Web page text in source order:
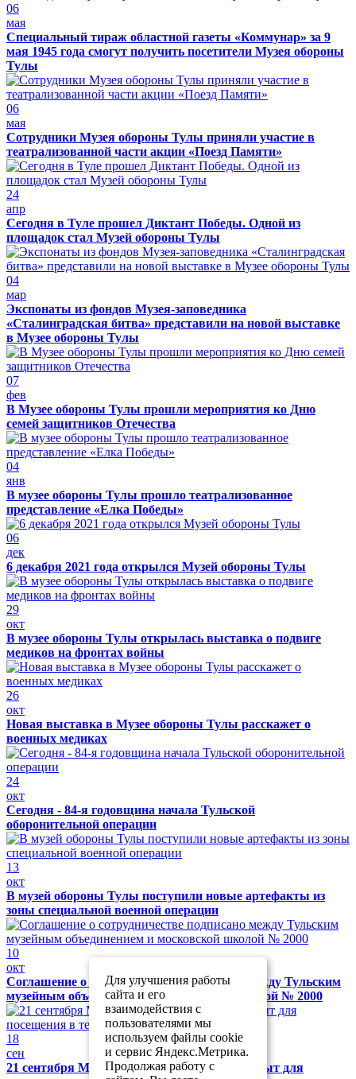
06
мая
Специальный тираж областной газеты «Коммунар» за 9
мая 1945 года смогут получить посетители Музея обороны
Тулы
06
мая
Сотрудники Музея обороны Тулы приняли участие в
театрализованной части акции «Поезд Памяти»
24
апр
Сегодня в Туле прошел Диктант Победы. Одной из
площадок стал Музей обороны Тулы
04
мар
Экспонаты из фондов Музея-заповедника
«Сталинградская битва» представили на новой выставке
в Музее обороны Тулы
07
фев
В Музее обороны Тулы прошли мероприятия ко Дню
семей защитников Отечества
04
янв
В музее обороны Тулы прошло театрализованное
представление «Елка Победы»
06
дек
6 декабря 2021 года открылся Музей обороны Тулы
29
окт
В музее обороны Тулы открылась выставка о подвиге
медиков на фронтах войны
26
окт
Новая выставка в Музее обороны Тулы расскажет о
военных медиках
24
окт
Сегодня - 84-я годовщина начала Тульской
оборонительной операции
13
окт
В музей обороны Тулы поступили новые артефакты из
зоны специальной военной операции
10
окт
Соглашение о сотрудничестве подписано между Тульским
музейным объединением и московской школой № 2000
18
сен
21 сентября Музей обороны Тулы будет закрыт для
Для улучшения работы
сайта и его
взаимодействия с
пользователями мы
используем файлы cookie
и сервис Яндекс.Метрика.
Продолжая работу с